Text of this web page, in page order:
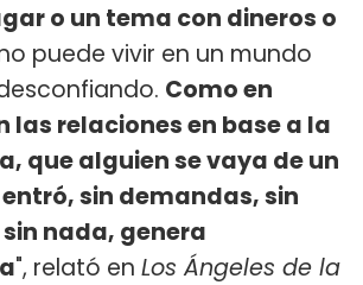
o un tema con dineros o
puede vivir en un mundo
Como en
las relaciones en base a la
que alguien se vaya de un
sin demandas, sin
nada, genera
", relató en Los Ángeles de la